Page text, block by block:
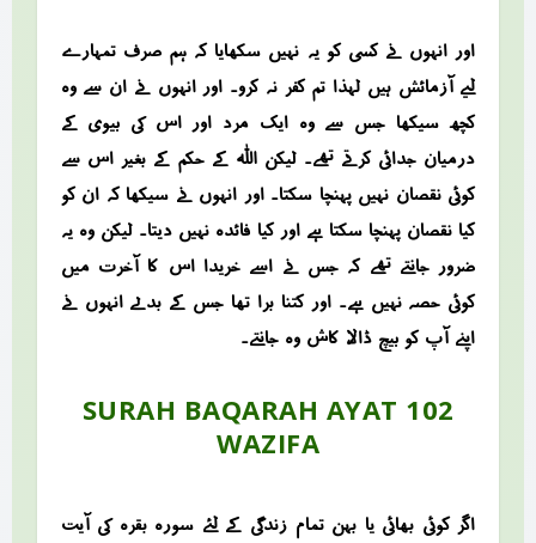
اور انہوں نے کسی کو یہ نہیں سکھایا کہ ہم صرف تمہارے
لیے آزمائش ہیں لہذا تم کفر نہ کرو۔ اور انہوں نے ان سے وہ
کچھ سیکھا جس سے وہ ایک مرد اور اس کی بیوی کے
درمیان جدائی کرتے تھے۔ لیکن اللہ کے حکم کے بغیر اس سے
کوئی نقصان نہیں پہنچا سکتا۔ اور انہوں نے سیکھا کہ ان کو
کیا نقصان پہنچا سکتا ہے اور کیا فائدہ نہیں دیتا۔ لیکن وہ یہ
ضرور جانتے تھے کہ جس نے اسے خریدا اس کا آخرت میں
کوئی حصہ نہیں ہے۔ اور کتنا برا تھا جس کے بدلے انہوں نے
اپنے آپ کو بیچ ڈالا، کاش وہ جانتے۔
SURAH BAQARAH AYAT 102
WAZIFA
اگر کوئی بھائی یا بہن تمام زندگی کے لئے سورہ بقرہ کی آیت